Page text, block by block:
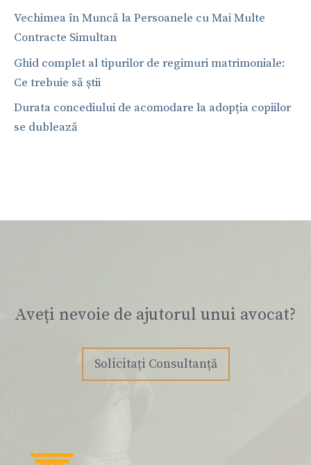
Vechimea în Muncă la Persoanele cu Mai Multe
Contracte Simultan
Ghid complet al tipurilor de regimuri matrimoniale:
Ce trebuie să știi
Durata concediului de acomodare la adopția copiilor
se dublează
Aveți nevoie de ajutorul unui avocat?
Solicitați Consultanță